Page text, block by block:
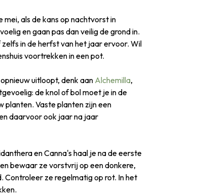
als de kans op nachtvorst in
en gaan pas dan veilig de grond in.
in de herfst van het jaar ervoor. Wil
voortrekken in een pot.
uitloopt, denk aan Alchemilla,
de knol of bol moet je in de
planten. Vaste planten zijn een
daarvoor ook jaar na jaar
en Canna's haal je na de eerste
bewaar ze vorstvrij op een donkere,
Controleer ze regelmatig op rot. In het